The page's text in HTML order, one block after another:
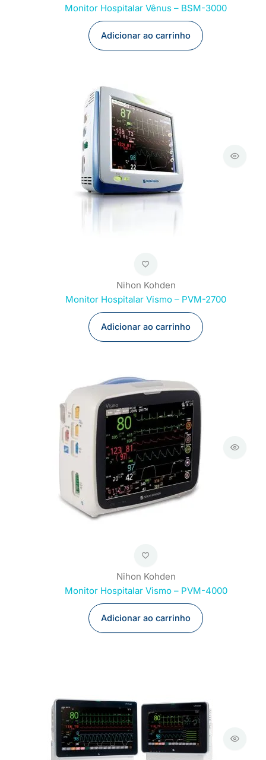
Monitor Hospitalar Vênus – BSM-3000
Adicionar ao carrinho
Nihon Kohden
Monitor Hospitalar Vismo – PVM-2700
Adicionar ao carrinho
Nihon Kohden
Monitor Hospitalar Vismo – PVM-4000
Adicionar ao carrinho